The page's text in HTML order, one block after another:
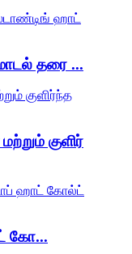
தரை ...
குளிர்
கோ...